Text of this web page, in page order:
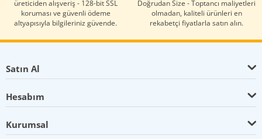
üreticiden alışveriş - 128-bit SSL
koruması ve güvenli ödeme
altyapısıyla bilgileriniz güvende.
Doğrudan Size - Toptancı maliyetleri
olmadan, kaliteli ürünleri en
rekabetçi fiyatlarla satın alın.
Satın Al
Hesabım
Kurumsal